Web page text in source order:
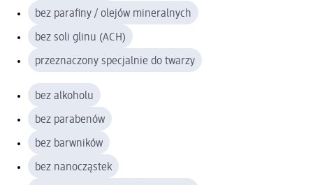
bez parafiny / olejów mineralnych
bez soli glinu (ACH)
przeznaczony specjalnie do twarzy
bez alkoholu
bez parabenów
bez barwników
bez nanocząstek